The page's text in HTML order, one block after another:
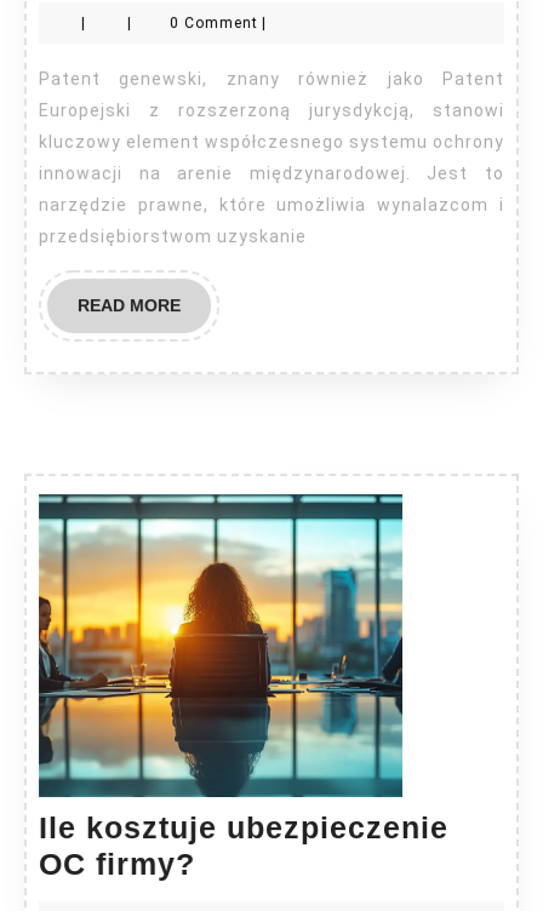
jest
0 Comment
Patent genewski, znany również jako Patent
Europejski z rozszerzoną jurysdykcją, stanowi
kluczowy element współczesnego systemu ochrony
innowacji na arenie międzynarodowej. Jest to
narzędzie prawne, które umożliwia wynalazcom i
przedsiębiorstwom uzyskanie
READ MOREREAD
MORE
Ile kosztuje ubezpieczenie
OC firmy?